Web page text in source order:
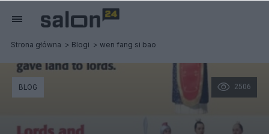
Strona główna Blogi wen fang si bao
2506
BLOG